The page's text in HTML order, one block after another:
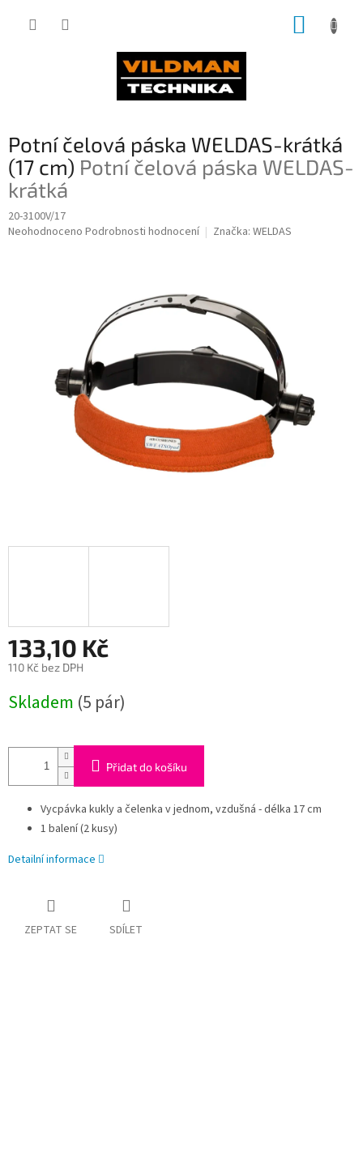
Potní čelová páska WELDAS-krátká
(17 cm) Potní čelová páska WELDAS-
krátká
20-3100V/17
Průměrné
Neohodnoceno Podrobnosti hodnocení Značka: WELDAS
133,10 Kč
110 Kč bez DPH
cena:
Skladem (5 pár)
Přidat do košíku
Vycpávka kukly a čelenka v jednom, vzdušná - délka 17 cm
1 balení (2 kusy)
Detailní informace
ZEPTAT SE SDÍLET